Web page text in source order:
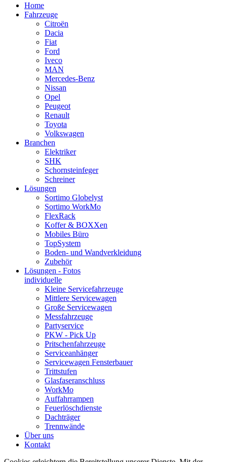
Home
Fahrzeuge
Citroën
Dacia
Fiat
Ford
Iveco
MAN
Mercedes-Benz
Nissan
Opel
Peugeot
Renault
Toyota
Volkswagen
Branchen
Elektriker
SHK
Schornsteinfeger
Schreiner
Lösungen
Sortimo Globelyst
Sortimo WorkMo
FlexRack
Koffer & BOXXen
Mobiles Büro
TopSystem
Boden- und Wandverkleidung
Zubehör
Lösungen - Fotos
individuelle
Kleine Servicefahrzeuge
Mittlere Servicewagen
Große Servicewagen
Messfahrzeuge
Partyservice
PKW - Pick Up
Pritschenfahrzeuge
Serviceanhänger
Servicewagen Fensterbauer
Trittstufen
Glasfaseranschluss
WorkMo
Auffahrrampen
Feuerlöschdienste
Dachträger
Trennwände
Über uns
Kontakt